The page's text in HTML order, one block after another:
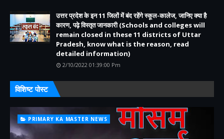
उत्तर प्रदेश के इन 11 जिलों में बंद रहेंगे स्कूल-कालेज, जानिए क्या है
कारण, पढ़े विस्तृत जानकारी (Schools and colleges will
remain closed in these 11 districts of Uttar
Pradesh, know what is the reason, read
detailed information)
2/10/2022 01:39:00 Pm
विशिष्ट पोस्ट
PRIMARY KA MASTER NEWS